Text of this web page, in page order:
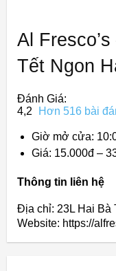
Al
Tết Ngon
Đánh Giá:
4,2
Hơn 516 bài
Giờ mở cửa:
Giá: 15.000đ –
Thông tin liên hệ
Địa chỉ: 23L Hai Bà
Website: https://